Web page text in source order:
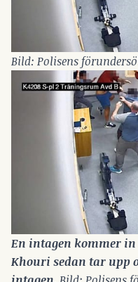
Bild: Polisens
En intagen kommer in
Khouri sedan tar upp